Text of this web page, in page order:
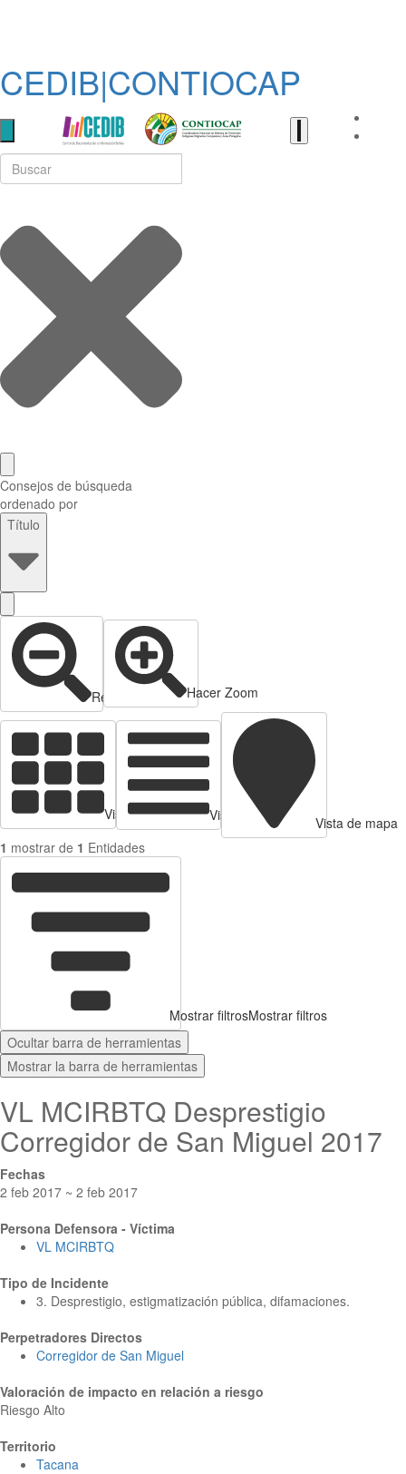
CEDIB|CONTIOCAP
Consejos de búsqueda
ordenado por
Título
Reducir zoom Hacer Zoom
Vista de tarjetas Vista de Tabla
Vista de mapa
1 mostrar de 1 Entidades
Mostrar filtrosMostrar filtros
Ocultar barra de herramientas
Mostrar la barra de herramientas
VL MCIRBTQ Desprestigio
Corregidor de San Miguel 2017
Fechas
2 feb 2017 ~ 2 feb 2017
Persona Defensora - Víctima
VL MCIRBTQ
Tipo de Incidente
3. Desprestigio, estigmatización pública, difamaciones.
Perpetradores Directos
Corregidor de San Miguel
Valoración de impacto en relación a riesgo
Riesgo Alto
Territorio
Tacana